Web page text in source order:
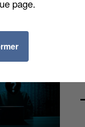
page.